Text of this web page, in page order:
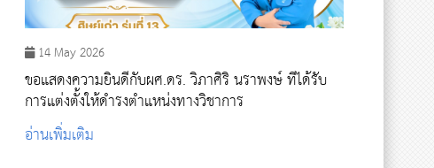
14 May 2026
ขอแสดงความยินดีกับผศ.ดร. วิภาศิริ นราพงษ์ ที่ได้รับ
การแต่งตั้งให้ดำรงตำแหน่งทางวิชาการ
อ่านเพิ่มเติม